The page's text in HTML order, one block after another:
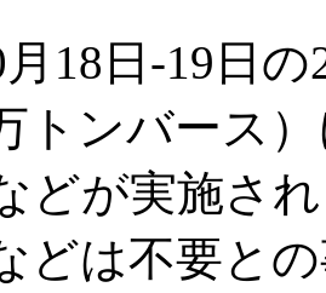
18日-19日の
トンバース
どが実施さ
どは不要と